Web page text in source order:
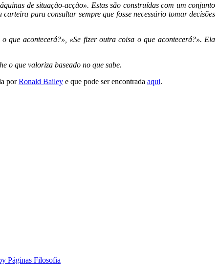
de situação-acção». Estas são construídas com um conjunto
para consultar sempre que fosse necessário tomar decisões
que acontecerá?», «Se fizer outra coisa o que acontecerá?». Ela
o que valoriza baseado no que sabe.
porRonald Bailey e que pode ser encontrada aqui.
Páginas Filosofia